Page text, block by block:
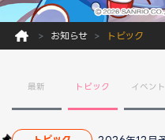
お知らせ トピック
最新 トピック イベント